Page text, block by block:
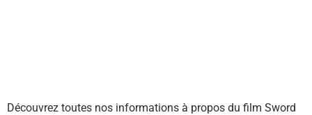
Découvrez toutes nos informations à propos du film Sword